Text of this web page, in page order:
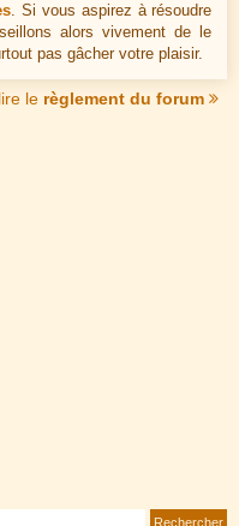
. Si vous aspirez à résoudre
alors vivement de le
pas gâcher votre plaisir.
le règlement du forum